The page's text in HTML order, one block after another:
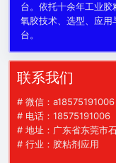
台。依托十余年工业
氧胶技术、选型、应
台。
联系我们
# 微信：a18575191006
# 电话：18575191006
# 地址：广东省东莞市
# 行业：胶粘剂应用